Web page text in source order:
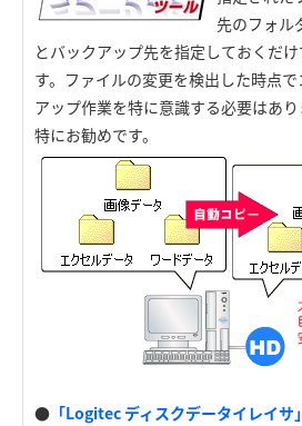
先のフォル
とバックアップ先を指定しておくだ
す。ファイルの変更を検出した時点
アップ作業を特に意識する必要はあ
特にお勧めです。
● 「Logitec ディスクデータイレイ